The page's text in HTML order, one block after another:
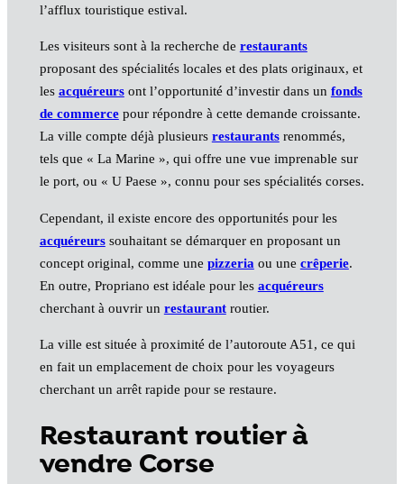
l’afflux touristique estival.
Les visiteurs sont à la recherche de restaurants
proposant des spécialités locales et des plats originaux, et
les acquéreursont l’opportunité d’investir dans un fonds
de commercepour répondre à cette demande croissante.
La ville compte déjà plusieurs restaurantsrenommés,
tels que « La Marine », qui offre une vue imprenable sur
le port, ou « U Paese », connu pour ses spécialités corses.
Cependant, il existe encore des opportunités pour les
acquéreurssouhaitant se démarquer en proposant un
concept original, comme une pizzeria ou une crêperie.
En outre, Propriano est idéale pour les acquéreurs
cherchant à ouvrir un restaurantroutier.
La ville est située à proximité de l’autoroute A51, ce qui
en fait un emplacement de choix pour les voyageurs
cherchant un arrêt rapide pour se restaure.
Restaurant routier à
vendre Corse